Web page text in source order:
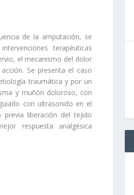
de la amputación, se
terapéuticas
el mecanismo del dolor
Se presenta el caso
traumática y por un
y muñón doloroso, con
con ultrasonido en el
liberación del tejido
respuesta analgésica